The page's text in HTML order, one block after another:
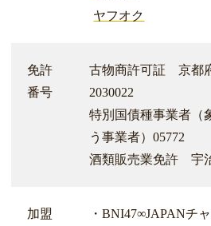
ヤフオク
免許
番号
古物商許可証 京都
2030022
特別国債種事業者（
う事業者）05772
酒類販売業免許 宇
加盟
・BNI47∞JAPANチ